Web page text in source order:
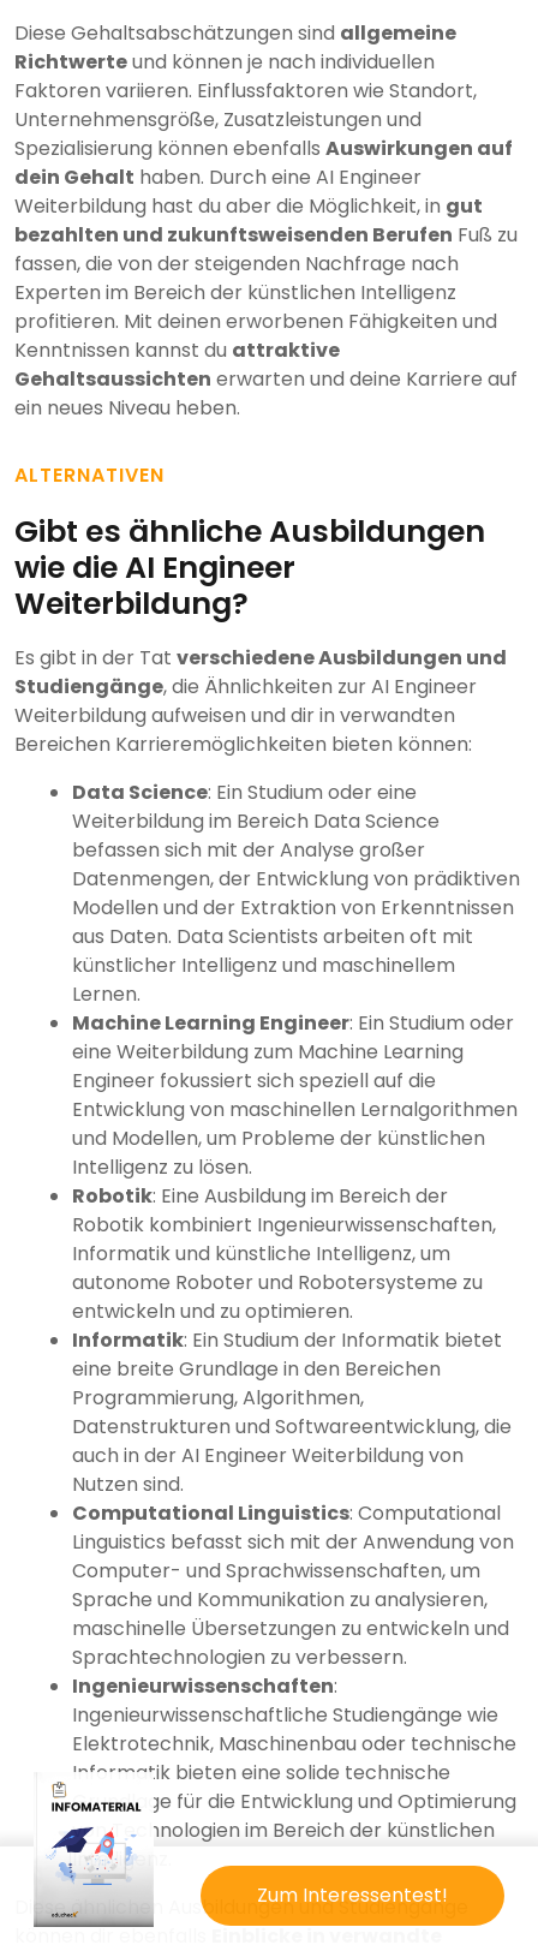
Diese Gehaltsabschätzungen sind allgemeine
Richtwerteund können je nach individuellen
Faktoren variieren. Einflussfaktoren wie Standort,
Unternehmensgröße, Zusatzleistungen und
Spezialisierung können ebenfalls Auswirkungen auf
dein Gehalt haben. Durch eine AI Engineer
Weiterbildung hast du aber die Möglichkeit, in gut
bezahlten und zukunftsweisenden Berufen Fuß zu
fassen, die von der steigenden Nachfrage nach
Experten im Bereich der künstlichen Intelligenz
profitieren. Mit deinen erworbenen Fähigkeiten und
Kenntnissen kannst du attraktive
Gehaltsaussichten erwarten und deine Karriere auf
ein neues Niveau heben.
ALTERNATIVEN
Gibt es ähnliche Ausbildungen
wie die AI Engineer
Weiterbildung?
Es gibt in der Tat verschiedene Ausbildungen und
Studiengänge, die Ähnlichkeiten zur AI Engineer
Weiterbildung aufweisen und dir in verwandten
Bereichen Karrieremöglichkeiten bieten können:
Data Science: Ein Studium oder eine
Weiterbildung im Bereich Data Science
befassen sich mit der Analyse großer
Datenmengen, der Entwicklung von prädiktiven
Modellen und der Extraktion von Erkenntnissen
aus Daten. Data Scientists arbeiten oft mit
künstlicher Intelligenz und maschinellem
Lernen.
Machine Learning Engineer: Ein Studium oder
eine Weiterbildung zum Machine Learning
Engineer fokussiert sich speziell auf die
Entwicklung von maschinellen Lernalgorithmen
und Modellen, um Probleme der künstlichen
Intelligenz zu lösen.
Robotik: Eine Ausbildung im Bereich der
Robotik kombiniert Ingenieurwissenschaften,
Informatik und künstliche Intelligenz, um
autonome Roboter und Robotersysteme zu
entwickeln und zu optimieren.
Informatik: Ein Studium der Informatik bietet
eine breite Grundlage in den Bereichen
Programmierung, Algorithmen,
Datenstrukturen und Softwareentwicklung, die
auch in der AI Engineer Weiterbildung von
Nutzen sind.
Computational Linguistics: Computational
Linguistics befasst sich mit der Anwendung von
Computer- und Sprachwissenschaften, um
Sprache und Kommunikation zu analysieren,
maschinelle Übersetzungen zu entwickeln und
Sprachtechnologien zu verbessern.
Ingenieurwissenschaften:
Ingenieurwissenschaftliche Studiengänge wie
Elektrotechnik, Maschinenbau oder technische
Informatik bieten eine solide technische
Grundlage für die Entwicklung und Optimierung
von Technologien im Bereich der künstlichen
Intelligenz.
Diese ähnlichen Ausbildungen und Studiengänge
können dir ebenfalls
Zum Interessentest!